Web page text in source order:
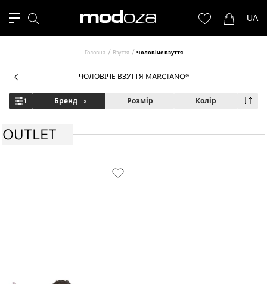
UA
Головна Взуття Чоловіче взуття
ЧОЛОВІЧЕ ВЗУТТЯ MARCIANO®
1 Бренд x Розмір Колір
OUTLET